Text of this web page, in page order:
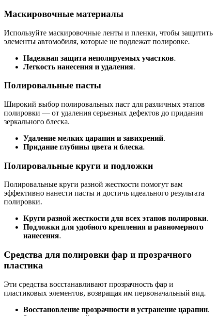
Маскировочные материалы
Используйте маскировочные ленты и пленки, чтобы защитить
элементы автомобиля, которые не подлежат полировке.
Надежная защита неполируемых участков.
Легкость нанесения и удаления.
Полировальные пасты
Широкий выбор полировальных паст для различных этапов
полировки — от удаления серьезных дефектов до придания
зеркального блеска.
Удаление мелких царапин и завихрений.
Придание глубины цвета и блеска.
Полировальные круги и подложки
Полировальные круги разной жесткости помогут вам
эффективно нанести пасты и достичь идеального результата
полировки.
Круги разной жесткости для всех этапов полировки.
Подложки для удобного крепления и равномерного
нанесения.
Средства для полировки фар и прозрачного
пластика
Эти средства восстанавливают прозрачность фар и
пластиковых элементов, возвращая им первоначальный вид.
Восстановление прозрачности и устранение царапин.